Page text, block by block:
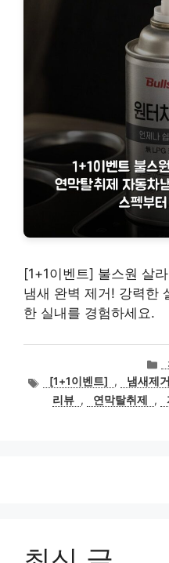
[1+1이벤트] 불스원 살
냄새 완벽 제거! 강력한
한 실내를 경험하세요.
테
태[1+1이벤트] , 냄새제거
리뷰 , 연막탈취제 ,